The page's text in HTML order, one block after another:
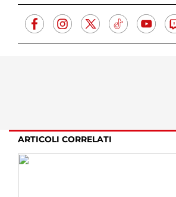
ARTICOLI CORRELATI